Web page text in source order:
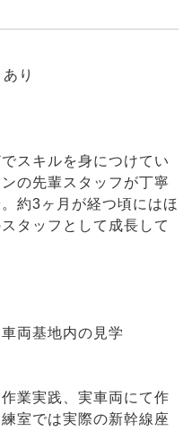
り
スキルを身につけてい
の先輩スタッフが丁寧
約3ヶ月が経つ頃にはほ
タッフとして成長して
両基地内の見学
業実践、実車両にて作
室では実際の新幹線座